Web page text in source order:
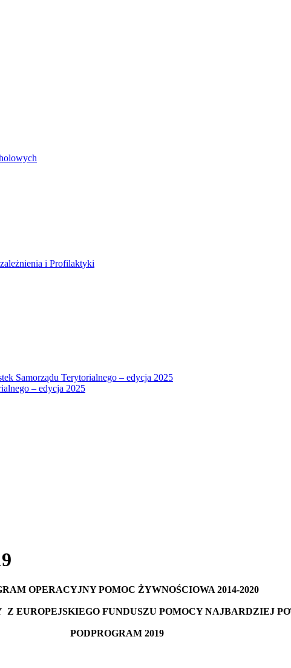
i Profilaktyki
Samorządu Terytorialnego – edycja 2025
– edycja 2025
OPERACYJNY POMOC ŻYWNOŚCIOWA 2014-2020
Z EUROPEJSKIEGO FUNDUSZU POMOCY NAJBARDZIEJ
PODPROGRAM 2019